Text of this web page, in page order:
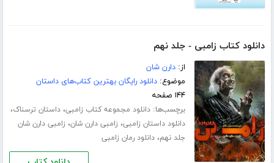
دانلود کتاب زامبی - جلد نهم
از:دارن شان
موضوع:دانلود رایگان بهترین کتاب‌های داستان
۱۴۴ صفحه
برچسب‌ها:دانلود مجموعه کتاب زامبی،داستان ترسناک،
دانلود داستان زامبی، زامبی دارن شان، زامبی دارن شان
جلد نهم،دانلود رمان زامبی